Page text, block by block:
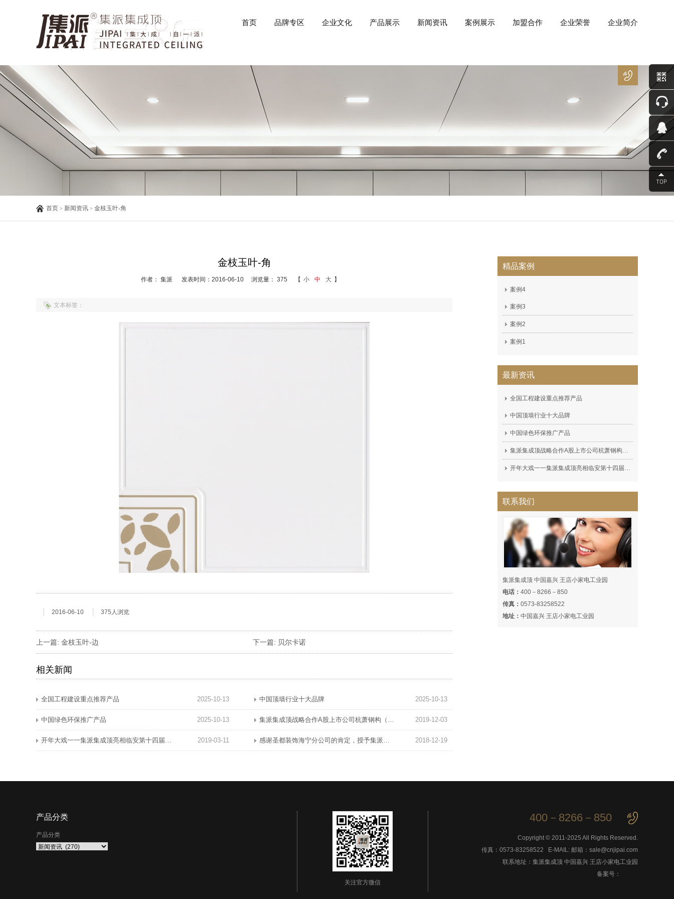
首页 品牌专区 企业文化 产品展示 新闻资讯 案例展示 加盟合作 企业荣誉 企业简介
400
8266
850
首页 > 新闻资讯 > 金枝玉叶-角
金枝玉叶-角
作者： 集派 发表时间：2016-06-10 浏览量： 375 【 小 中 大 】
文本标签：
2016-06-10 375人浏览
上一篇: 金枝玉叶-边 下一篇: 贝尔卡诺
相关新闻
全国工程建设重点推荐产品 2025-10-13 中国顶墙行业十大品牌 2025-10-13
中国绿色环保推广产品 2025-10-13 集派集成顶战略合作A股上市公司杭萧钢构（600477）集派全屋定制顶墙展厅完工! 2019-12-03
开年大戏一一集派集成顶亮相临安第十四届家装博览会，深受广大消费者喜爱！ 2019-03-11 感谢圣都装饰海宁分公司的肯定，授予集派集成顶“优秀材料商”奖!项祝圣都海宁业绩长虹蓬勃发展! 2018-12-19
精品案例
案例4
案例3
案例2
案例1
最新资讯
全国工程建设重点推荐产品
中国顶墙行业十大品牌
中国绿色环保推广产品
集派集成顶战略合作A股上市公司杭萧钢构（600477）集派全屋定制顶墙展厅完工!
开年大戏一一集派集成顶亮相临安第十四届家装博览会，深受广大消费者喜爱！
联系我们
集派集成顶 中国嘉兴 王店小家电工业园
电话： 400－8266－850
传真： 0573-83258522
地址： 中国嘉兴 王店小家电工业园
产品分类
产品分类
关注官方微信
400－8266－850
Copyright © 2011-2025 All Rights Reserved.
传真：0573-83258522 E-MAIL: 邮箱：sale@cnjipai.com
联系地址：集派集成顶 中国嘉兴 王店小家电工业园
备案号：